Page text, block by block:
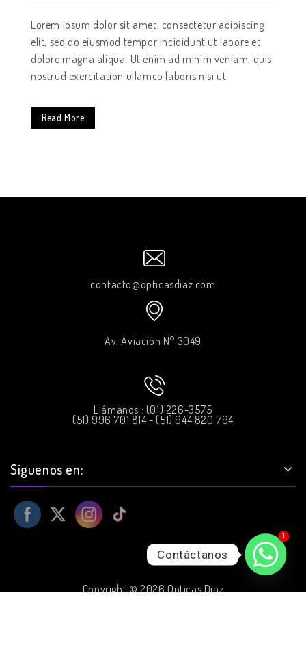
Lorem ipsum dolor sit amet, consectetur adipiscing
elit, sed do eiusmod tempor incididunt ut labore et
dolore magna aliqua. Ut enim ad minim veniam, quis
nostrud exercitation ullamco laboris nisi ut
Read More
contacto@opticasdiaz.com
Av. Aviación N° 3049
Llámanos : (01) 226-3575
(51) 996 701 814 - (51) 944 820 794
Síguenos en:
Copyright © 2026 Opticas Diaz
1
Contáctanos